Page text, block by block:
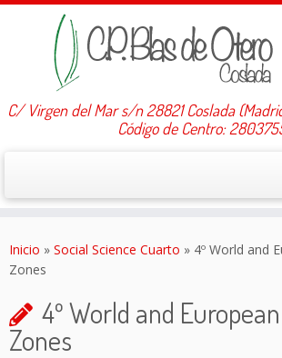
contenido
C/ Virgen del Mar s/n 28821 Coslada
Código de Centro:
Inicio » Social Science Cuarto » 4º World and
Zones
4º World and
Zones